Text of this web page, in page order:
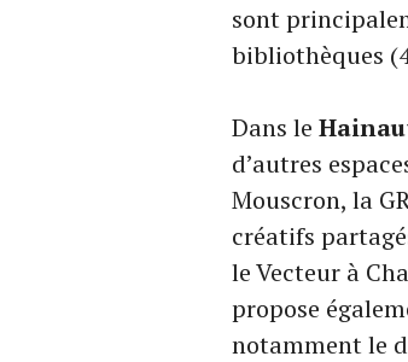
sont
bibliothèques
Dans le
d’autres
Mouscron, la
créatifs
le Vecteur à
propose
notamment le